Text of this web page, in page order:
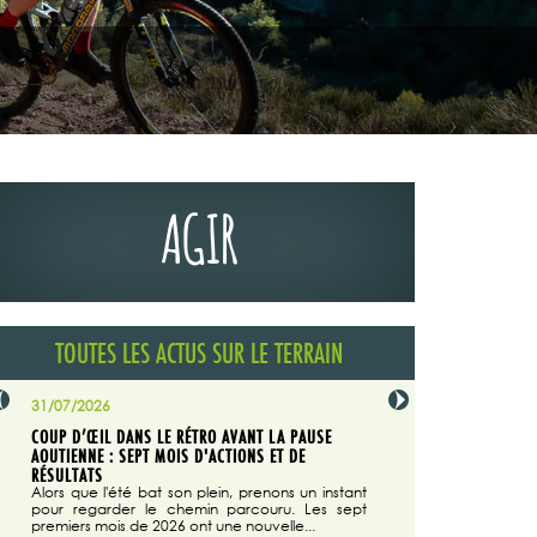
AGIR
TOUTES LES ACTUS SUR LE TERRAIN
du
31/07/2026
COUP D’ŒIL DANS LE RÉTRO AVANT LA PAUSE
AOUTIENNE : SEPT MOIS D'ACTIONS ET DE
RÉSULTATS
Alors que l'été bat son plein, prenons un instant
pour regarder le chemin parcouru. Les sept
premiers mois de 2026 ont une nouvelle...
29/07/2026